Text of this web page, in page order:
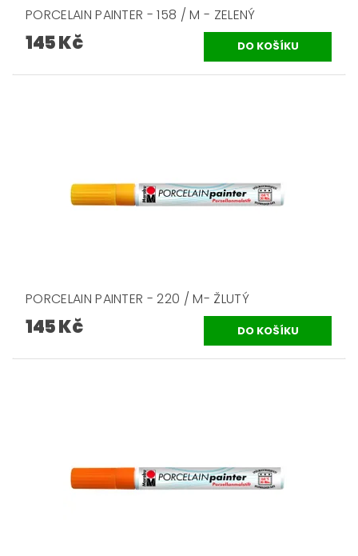
PORCELAIN PAINTER - 158 / M - ZELENÝ
145 Kč
PORCELAIN PAINTER - 220 / M- ŽLUTÝ
145 Kč